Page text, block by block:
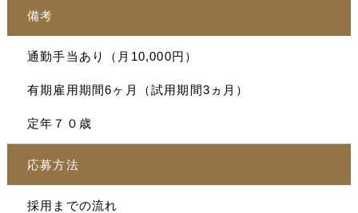
備考
通勤手当あり（月10,000円）
有期雇用期間6ヶ月（試用期間3ヵ月）
定年７０歳
応募方法
採用までの流れ